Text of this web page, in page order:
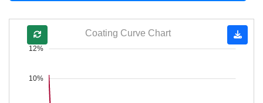
10%
12%
Coating Curve Chart